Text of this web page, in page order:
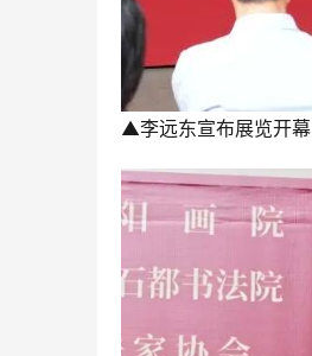
▲李远东宣布展览开幕